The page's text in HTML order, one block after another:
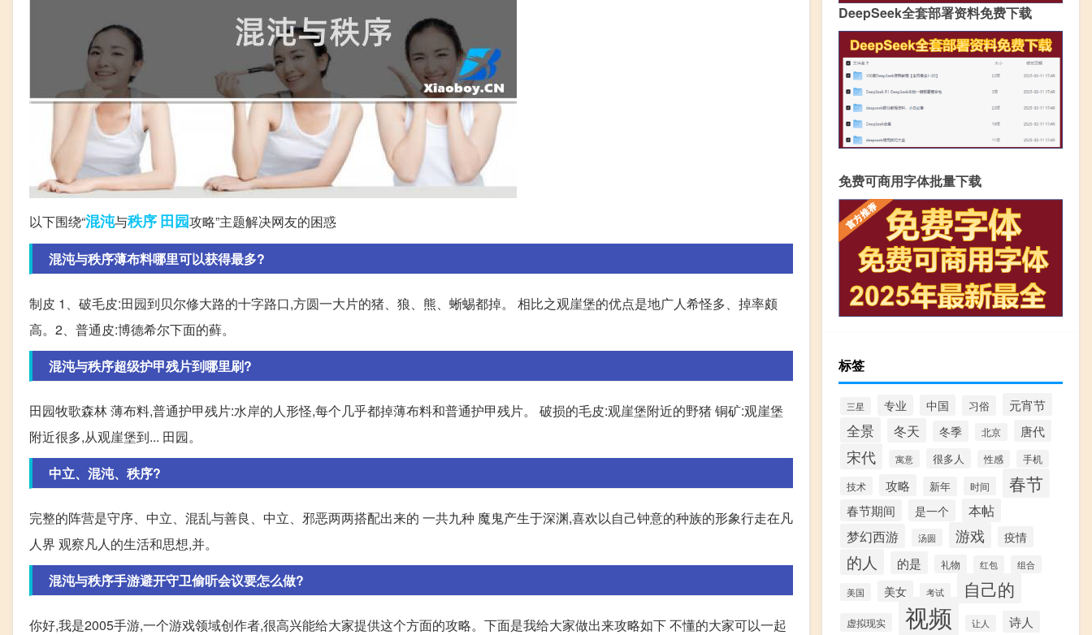
以下围绕“混沌与秩序田园攻略”主题解决网友的困惑
混沌与秩序薄布料哪里可以获得最多?
制皮 1、破毛皮:田园到贝尔修大路的十字路口,方圆一大片的猪、狼、熊、蜥蜴都掉。 相比之观崖堡的优点是地广人希怪多、掉率颇
高。2、普通皮:博德希尔下面的藓。
混沌与秩序超级护甲残片到哪里刷?
田园牧歌森林 薄布料,普通护甲残片:水岸的人形怪,每个几乎都掉薄布料和普通护甲残片。 破损的毛皮:观崖堡附近的野猪 铜矿:观崖堡
附近很多,从观崖堡到... 田园。
中立、混沌、秩序?
完整的阵营是守序、中立、混乱与善良、中立、邪恶两两搭配出来的 一共九种 魔鬼产生于深渊,喜欢以自己钟意的种族的形象行走在凡
人界 观察凡人的生活和思想,并。
混沌与秩序手游避开守卫偷听会议要怎么做?
你好,我是2005手游,一个游戏领域创作者,很高兴能给大家提供这个方面的攻略。下面是我给大家做出来攻略如下 不懂的大家可以一起
DeepSeek全套部署资料免费下载
免费可商用字体批量下载
标签
三星 专业 中国 习俗 元宵节
全景 冬天 冬季 北京 唐代
宋代 寓意 很多人 性感 手机
技术 攻略 新年 时间 春节
春节期间 是一个 本帖
梦幻西游 汤圆 游戏 疫情
的人 的是 礼物 红包 组合
美国 美女 考试 自己的
虚拟现实 视频 让人 诗人